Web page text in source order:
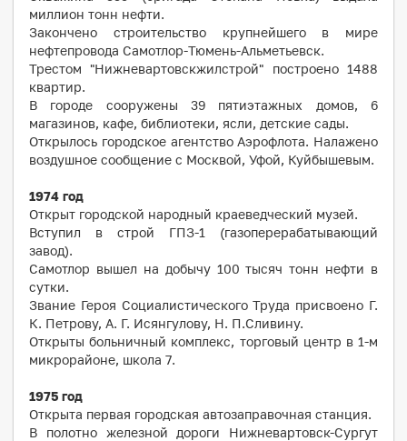
миллион тонн нефти.
Закончено строительство крупнейшего в мире
нефтепровода Самотлор-Тюмень-Альметьевск.
Трестом "Нижневартовскжилстрой" построено 1488
квартир.
В городе сооружены 39 пятиэтажных домов, 6
магазинов, кафе, библиотеки, ясли, детские сады.
Открылось городское агентство Аэрофлота. Налажено
воздушное сообщение с Москвой, Уфой, Куйбышевым.
1974 год
Открыт городской народный краеведческий музей.
Вступил в строй ГПЗ-1 (газоперерабатывающий
завод).
Самотлор вышел на добычу 100 тысяч тонн нефти в
сутки.
Звание Героя Социалистического Труда присвоено Г.
К. Петрову, А. Г. Исянгулову, Н. П.Сливину.
Открыты больничный комплекс, торговый центр в 1-м
микрорайоне, школа 7.
1975 год
Открыта первая городская автозаправочная станция.
В полотно железной дороги Нижневартовск-Сургут